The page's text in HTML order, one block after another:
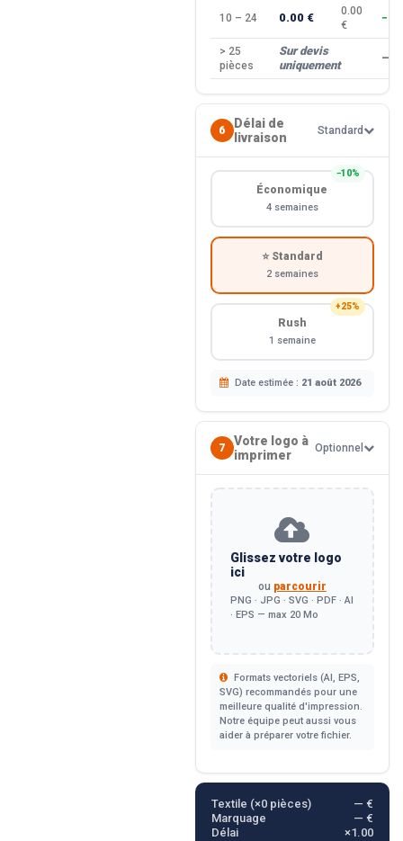
10 – 24 0.00 €
0.00
€
> 25
pièces
Sur devis
uniquement
—
6
Délai de
livraison
Standard
−10%
Économique
4 semaines
⭐ Standard
2 semaines
+25%
Rush
1 semaine
Date estimée : 21 août 2026
7
Votre logo à
imprimer
Optionnel
Glissez votre logo
ici
ou parcourir
PNG · JPG · SVG · PDF · AI
· EPS — max 20 Mo
Formats vectoriels (AI, EPS,
SVG) recommandés pour une
meilleure qualité d'impression.
Notre équipe peut aussi vous
aider à préparer votre fichier.
Textile (×0pièces)
— €
Marquage
— €
Délai
×1.00